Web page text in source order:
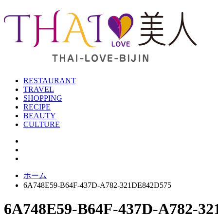
RESTAURANT
TRAVEL
SHOPPING
RECIPE
BEAUTY
CULTURE
ホーム
6A748E59-B64F-437D-A782-321DE842D575
6A748E59-B64F-437D-A782-